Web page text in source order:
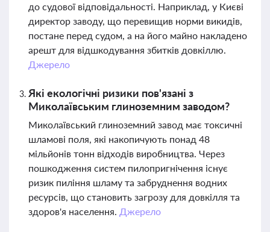
до судової відповідальності. Наприклад, у Києві
директор заводу, що перевищив норми викидів,
постане перед судом, а на його майно накладено
арешт для відшкодування збитків довкіллю.
Джерело
Які екологічні ризики пов'язані з
Миколаївським глиноземним заводом?
Миколаївський глиноземний завод має токсичні
шламові поля, які накопичують понад 48
мільйонів тонн відходів виробництва. Через
пошкодження систем пилопригнічення існує
ризик пиління шламу та забруднення водних
ресурсів, що становить загрозу для довкілля та
здоров'я населення. Джерело